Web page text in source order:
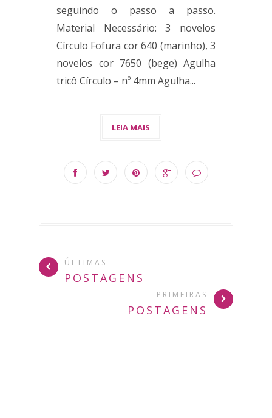
seguindo o passo a passo.
Material Necessário: 3 novelos
Círculo Fofura cor 640 (marinho), 3
novelos cor 7650 (bege) Agulha
tricô Círculo – nº 4mm Agulha...
ÚLTIMAS
POSTAGENS
PRIMEIRAS
POSTAGENS